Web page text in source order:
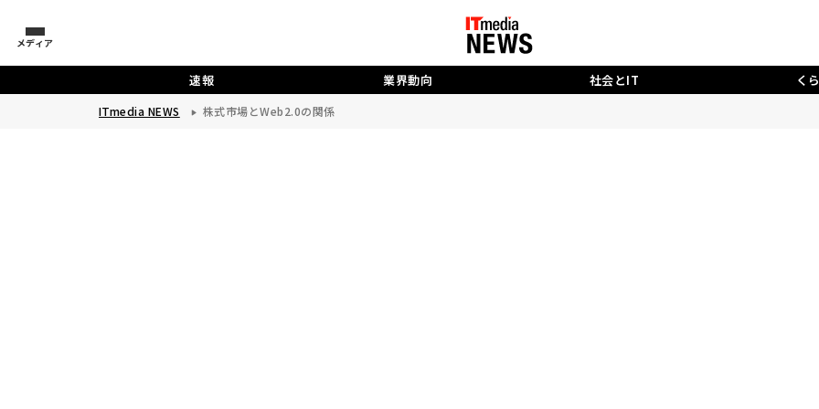
メディア
速報 業界動向 社会とIT く
ITmedia NEWS 株式市場とWeb2.0の関係